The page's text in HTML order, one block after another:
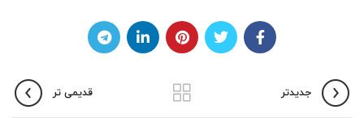
جدیدتر قدیمی تر